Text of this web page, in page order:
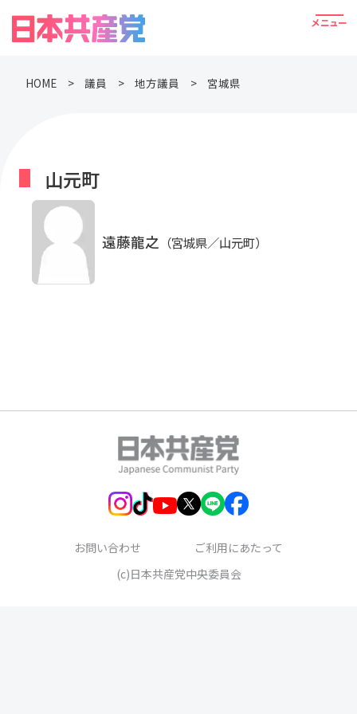
HOME 議員 地方議員 宮城県
山元町
遠藤龍之 （宮城県／山元町）
お問い合わせ
ご利用にあたって
(c)日本共産党中央委員会